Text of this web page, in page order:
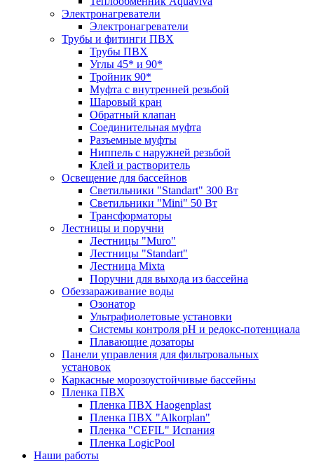
Электронагреватели
Электронагреватели
Трубы и фитинги ПВХ
Трубы ПВХ
Углы 45* и 90*
Тройник 90*
Муфта с внутренней резьбой
Шаровый кран
Обратный клапан
Соединительная муфта
Разъемные муфты
Ниппель с наружней резьбой
Клей и растворитель
Освещение для бассейнов
Светильники "Standart" 300 Вт
Светильники "Mini" 50 Вт
Трансформаторы
Лестницы и поручни
Лестницы "Muro"
Лестницы "Standart"
Лестница Mixta
Поручни для выхода из бассейна
Обеззараживание воды
Озонатор
Ультрафиолетовые установки
Системы контроля рН и редокс-потенциала
Плавающие дозаторы
Панели управления для фильтровальных
установок
Каркасные морозоустойчивые бассейны
Пленка ПВХ
Пленка ПВХ Haogenplast
Пленка ПВХ "Alkorplan"
Пленка "CEFIL" Испания
Пленка LogicPool
Наши работы